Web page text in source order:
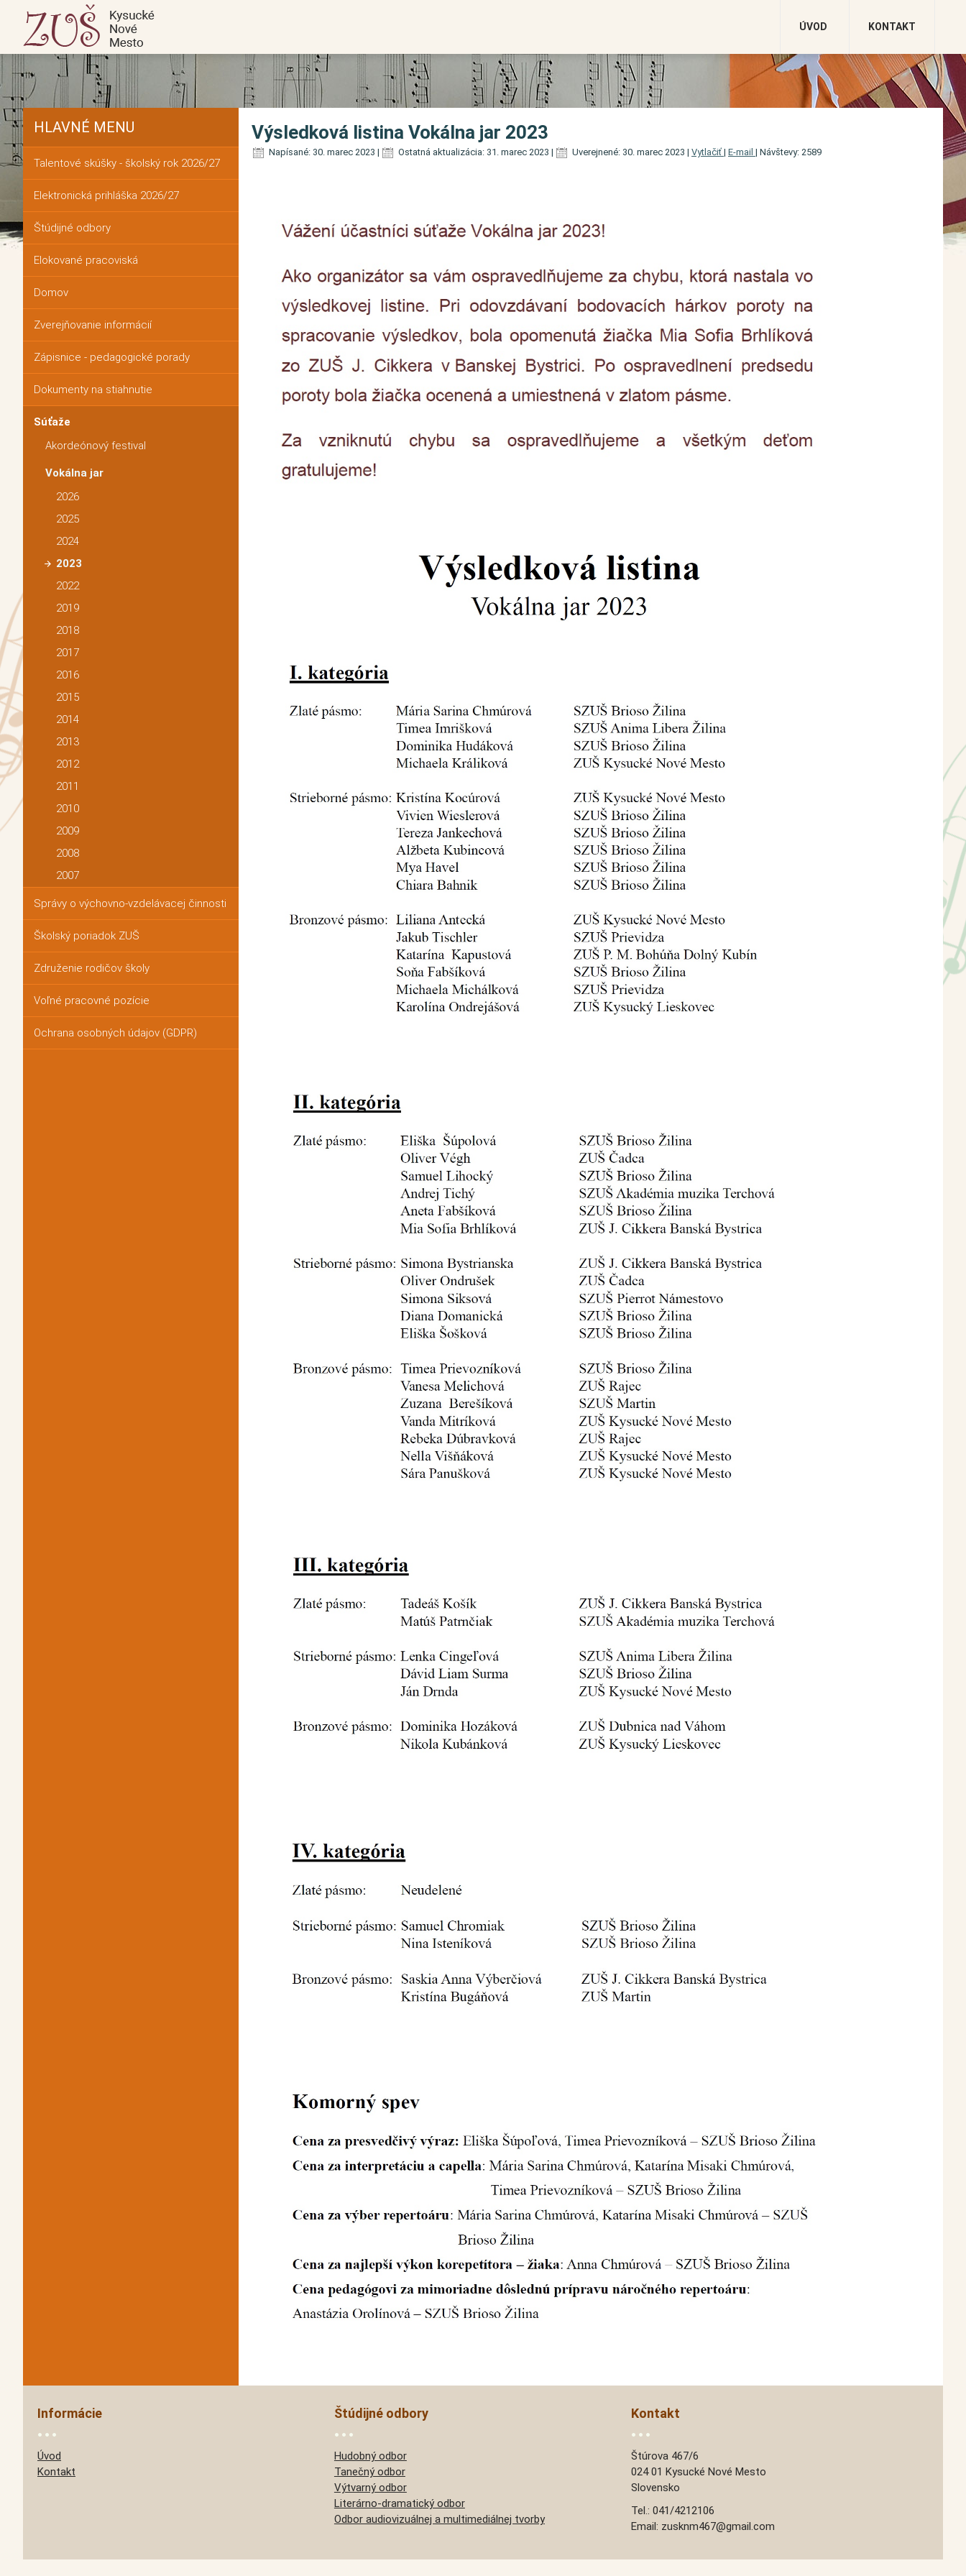
ÚVOD KONTAKT
HLAVNÉ MENU
Talentové skúšky - školský rok 2026/27
Elektronická prihláška 2026/27
Štúdijné odbory
Elokované pracoviská
Domov
Zverejňovanie informácií
Zápisnice - pedagogické porady
Dokumenty na stiahnutie
Súťaže
Akordeónový festival
Vokálna jar
2026
2025
2024
2023
2022
2019
2018
2017
2016
2015
2014
2013
2012
2011
2010
2009
2008
2007
Správy o výchovno-vzdelávacej činnosti
Školský poriadok ZUŠ
Združenie rodičov školy
Voľné pracovné pozície
Ochrana osobných údajov (GDPR)
Výsledková listina Vokálna jar 2023
Napísané: 30. marec 2023 | Ostatná aktualizácia: 31. marec 2023 | Uverejnené: 30. marec 2023 | Vytlačiť | E-mail | Návštevy: 2589
Informácie
Úvod
Kontakt
Štúdijné odbory
Hudobný odbor
Tanečný odbor
Výtvarný odbor
Literárno-dramatický odbor
Odbor audiovizuálnej a multimediálnej tvorby
Kontakt
Štúrova 467/6
024 01 Kysucké Nové Mesto
Slovensko
Tel.: 041/4212106
Email: zusknm467@gmail.com